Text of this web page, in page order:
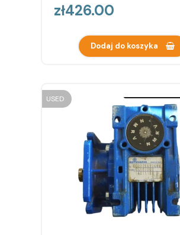
Price
zł426.00
Dodaj do koszyka
USED